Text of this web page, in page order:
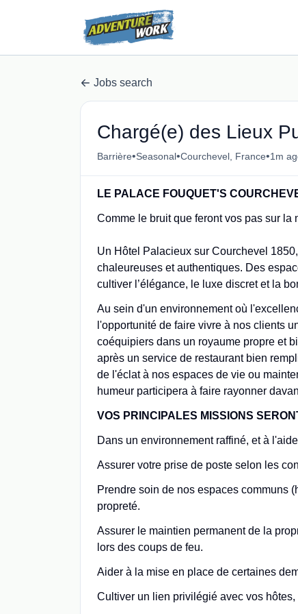
Jobs search
Chargé(e) des Lieux
Barrière•Seasonal•Courchevel, France•1m
LE PALACE FOUQUET'S
Comme le bruit que feront vos pas sur
Un Hôtel Palacieux sur Courchevel
chaleureuses et authentiques. Des
cultiver l’élégance, le luxe discret et la
Au sein d'un environnement où
l'opportunité de faire vivre à nos clients
coéquipiers dans un royaume propre et
après un service de restaurant bien
de l'éclat à nos espaces de vie ou
humeur participera à faire rayonner
VOS PRINCIPALES MISSIONS
Dans un environnement raffiné, et à
Assurer votre prise de poste selon les
Prendre soin de nos espaces communs
propreté.
Assurer le maintien permanent de la
lors des coups de feu.
Aider à la mise en place de certaines
Cultiver un lien privilégié avec vos